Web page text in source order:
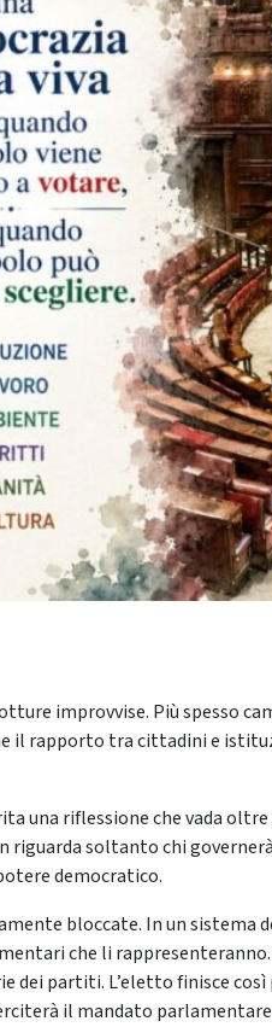
improvvise. Più spesso
il rapporto tra cittadini e
una riflessione che vada oltre
soltanto chi
democratico.
bloccate. In un sistema
che li
partiti. L’eletto finisce così
il mandato